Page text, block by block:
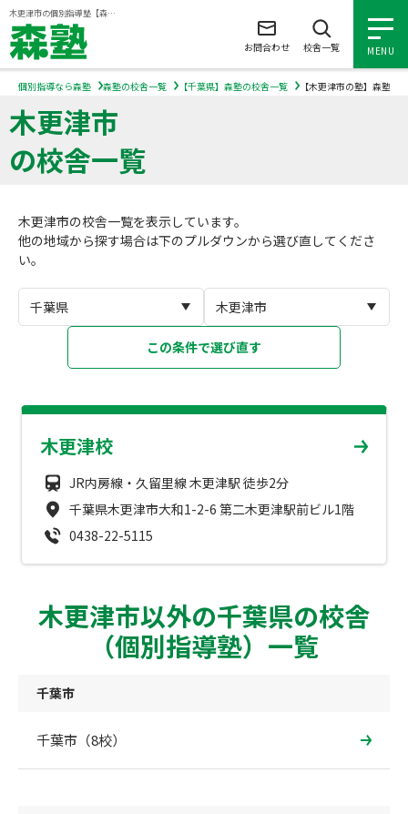
木更津市の個別指導塾【森塾】｜小学生・中学生・高校生の学習塾
MENU
小学生の個別指導
中学生の個別指導
高校生の個別指導
森塾を知る
森塾を知る トップ
成績アップをかなえる！森塾メソッド
森塾の授業料について
子と親のお悩み別！なぜ？どうして？森塾！
数字でなるほど！森塾
動画でわかる！森塾
塾の選び方
入塾までの流れ
無料体験授業について
お電話はこちら
0120-602-607
授業料等お問合わせはこちら
校舎一覧
お問合わせ 校舎一覧
個別指導なら森塾 森塾の校舎一覧 【千葉県】森塾の校舎一覧 【木更津市の塾】森塾の
木更津市
の校舎一覧
木更津市の校舎一覧を表示しています。
他の地域から探す場合は下のプルダウンから選び直してくださ
い。
この条件で選び直す
木更津校
JR内房線・久留里線 木更津駅 徒歩2分
千葉県木更津市大和1-2-6 第二木更津駅前ビル1階
0438-22-5115
木更津市以外の千葉県の校舎
（個別指導塾）一覧
千葉市
千葉市（8校）